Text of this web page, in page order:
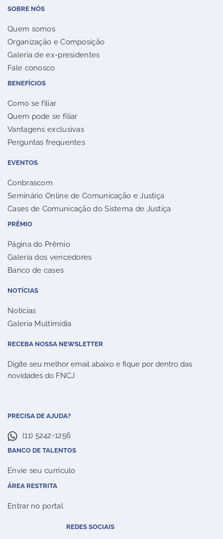
SOBRE NÓS
Quem somos
Organização e Composição
Galeria de ex-presidentes
Fale conosco
BENEFÍCIOS
Como se filiar
Quem pode se filiar
Vantagens exclusivas
Perguntas frequentes
EVENTOS
Conbrascom
Seminário Online de Comunicação e Justiça
Cases de Comunicação do Sistema de Justiça
PRÊMIO
Página do Prêmio
Galeria dos vencedores
Banco de cases
NOTÍCIAS
Notícias
Galeria Multimídia
RECEBA NOSSA NEWSLETTER
Digite seu melhor email abaixo e fique por dentro das
novidades do FNCJ
PRECISA DE AJUDA?
(11) 5242-1256
BANCO DE TALENTOS
Envie seu currículo
ÁREA RESTRITA
Entrar no portal
REDES SOCIAIS